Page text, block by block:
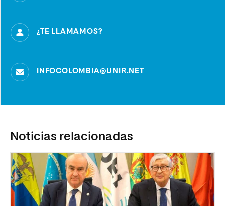
¿TE LLAMAMOS?
INFOCOLOMBIA@UNIR.NET
Noticias relacionadas